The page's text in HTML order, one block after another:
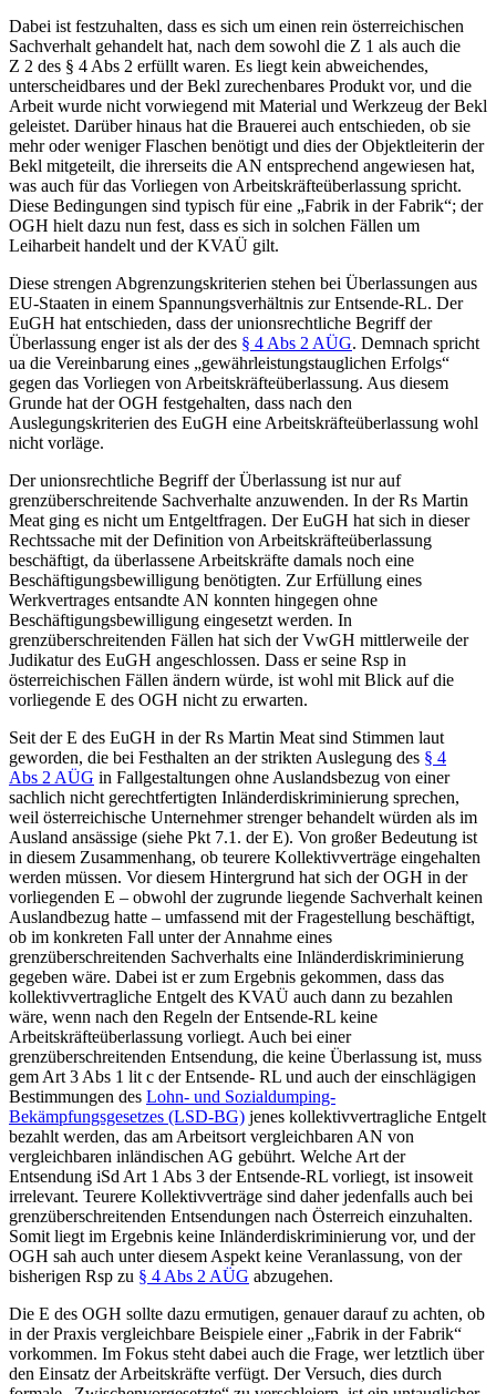
Dabei ist festzuhalten, dass es sich um einen rein österreichischen
Sachverhalt gehandelt hat, nach dem sowohl die Z 1 als auch die
Z 2 des § 4 Abs 2 erfüllt waren. Es liegt kein abweichendes,
unterscheidbares und der Bekl zurechenbares Produkt vor, und die
Arbeit wurde nicht vorwiegend mit Material und Werkzeug der Bekl
geleistet. Darüber hinaus hat die Brauerei auch entschieden, ob sie
mehr oder weniger Flaschen benötigt und dies der Objektleiterin der
Bekl mitgeteilt, die ihrerseits die AN entsprechend angewiesen hat,
was auch für das Vorliegen von Arbeitskräfteüberlassung spricht.
Diese Bedingungen sind typisch für eine „Fabrik in der Fabrik“; der
OGH hielt dazu nun fest, dass es sich in solchen Fällen um
Leiharbeit handelt und der KVAÜ gilt.
Diese strengen Abgrenzungskriterien stehen bei Überlassungen aus
EU-Staaten in einem Spannungsverhältnis zur Entsende-RL. Der
EuGH hat entschieden, dass der unionsrechtliche Begriff der
Überlassung enger ist als der des § 4 Abs 2 AÜG. Demnach spricht
ua die Vereinbarung eines „gewährleistungstauglichen Erfolgs“
gegen das Vorliegen von Arbeitskräfteüberlassung. Aus diesem
Grunde hat der OGH festgehalten, dass nach den
Auslegungskriterien des EuGH eine Arbeitskräfteüberlassung wohl
nicht vorläge.
Der unionsrechtliche Begriff der Überlassung ist nur auf
grenzüberschreitende Sachverhalte anzuwenden. In der Rs Martin
Meat ging es nicht um Entgeltfragen. Der EuGH hat sich in dieser
Rechtssache mit der Definition von Arbeitskräfteüberlassung
beschäftigt, da überlassene Arbeitskräfte damals noch eine
Beschäftigungsbewilligung benötigten. Zur Erfüllung eines
Werkvertrages entsandte AN konnten hingegen ohne
Beschäftigungsbewilligung eingesetzt werden. In
grenzüberschreitenden Fällen hat sich der VwGH mittlerweile der
Judikatur des EuGH angeschlossen. Dass er seine Rsp in
österreichischen Fällen ändern würde, ist wohl mit Blick auf die
vorliegende E des OGH nicht zu erwarten.
Seit der E des EuGH in der Rs Martin Meat sind Stimmen laut
geworden, die bei Festhalten an der strikten Auslegung des § 4
Abs 2 AÜG in Fallgestaltungen ohne Auslandsbezug von einer
sachlich nicht gerechtfertigten Inländerdiskriminierung sprechen,
weil österreichische Unternehmer strenger behandelt würden als im
Ausland ansässige (siehe Pkt 7.1. der E). Von großer Bedeutung ist
in diesem Zusammenhang, ob teurere Kollektivverträge eingehalten
werden müssen. Vor diesem Hintergrund hat sich der OGH in der
vorliegenden E – obwohl der zugrunde liegende Sachverhalt keinen
Auslandbezug hatte – umfassend mit der Fragestellung beschäftigt,
ob im konkreten Fall unter der Annahme eines
grenzüberschreitenden Sachverhalts eine Inländerdiskriminierung
gegeben wäre. Dabei ist er zum Ergebnis gekommen, dass das
kollektivvertragliche Entgelt des KVAÜ auch dann zu bezahlen
wäre, wenn nach den Regeln der Entsende-RL keine
Arbeitskräfteüberlassung vorliegt. Auch bei einer
grenzüberschreitenden Entsendung, die keine Überlassung ist, muss
gem Art 3 Abs 1 lit c der Entsende- RL und auch der einschlägigen
Bestimmungen des Lohn- und Sozialdumping-
Bekämpfungsgesetzes (LSD-BG) jenes kollektivvertragliche Entgelt
bezahlt werden, das am Arbeitsort vergleichbaren AN von
vergleichbaren inländischen AG gebührt. Welche Art der
Entsendung iSd Art 1 Abs 3 der Entsende-RL vorliegt, ist insoweit
irrelevant. Teurere Kollektivverträge sind daher jedenfalls auch bei
grenzüberschreitenden Entsendungen nach Österreich einzuhalten.
Somit liegt im Ergebnis keine Inländerdiskriminierung vor, und der
OGH sah auch unter diesem Aspekt keine Veranlassung, von der
bisherigen Rsp zu § 4 Abs 2 AÜG abzugehen.
Die E des OGH sollte dazu ermutigen, genauer darauf zu achten, ob
in der Praxis vergleichbare Beispiele einer „Fabrik in der Fabrik“
vorkommen. Im Fokus steht dabei auch die Frage, wer letztlich über
den Einsatz der Arbeitskräfte verfügt. Der Versuch, dies durch